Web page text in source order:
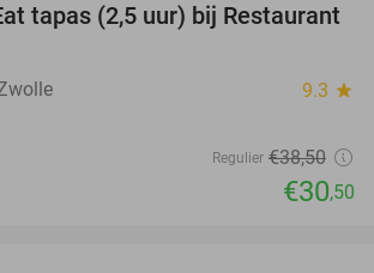
21%
tapas (2,5 uur) bij Restaurant
9.3 star
Regulier €38,50
€30,50